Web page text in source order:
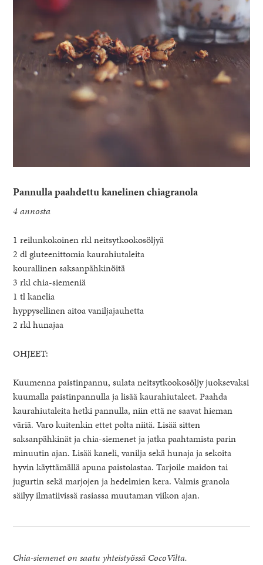
Pannulla paahdettu kanelinen chiagranola
4 annosta
1 reilunkokoinen rkl neitsytkookosöljyä
2 dl gluteenittomia kaurahiutaleita
kourallinen saksanpähkinöitä
3 rkl chia-siemeniä
1 tl kanelia
hyppysellinen aitoa vaniljajauhetta
2 rkl hunajaa
OHJEET:
Kuumenna paistinpannu, sulata neitsytkookosöljy juoksevaksi
kuumalla paistinpannulla ja lisää kaurahiutaleet. Paahda
kaurahiutaleita hetki pannulla, niin että ne saavat hieman
väriä. Varo kuitenkin ettet polta niitä. Lisää sitten
saksanpähkinät ja chia-siemenet ja jatka paahtamista parin
minuutin ajan. Lisää kaneli, vanilja sekä hunaja ja sekoita
hyvin käyttämällä apuna paistolastaa. Tarjoile maidon tai
jugurtin sekä marjojen ja hedelmien kera. Valmis granola
säilyy ilmatiivissä rasiassa muutaman viikon ajan.
Chia-siemenet on saatu yhteistyössä CocoVilta.